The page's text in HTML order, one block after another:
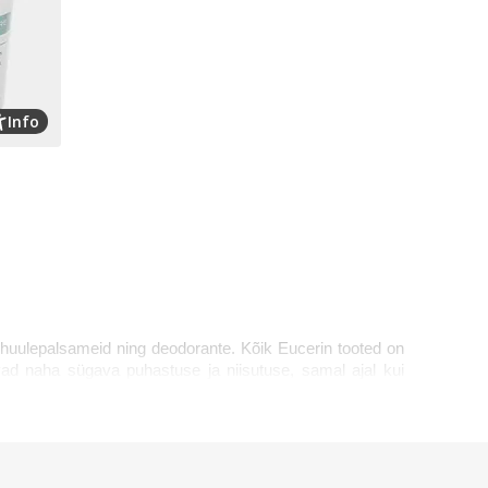
Info
ning deodorante. Kõik Eucerin tooted on
naha sügava puhastuse ja niisutuse, samal ajal kui